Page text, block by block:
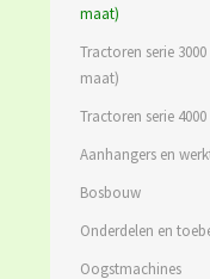
maat)
Tractoren serie
maat)
Tractoren serie 4000
Aanhangers en
Bosbouw
Onderdelen en
Oogstmachines